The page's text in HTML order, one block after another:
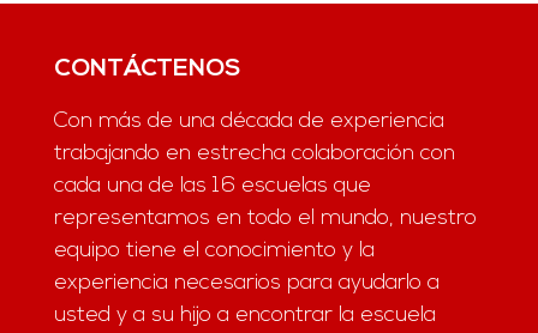
CONTÁCTENOS
Con más de una década de experiencia
trabajando en estrecha colaboración con
cada una de las 16 escuelas que
representamos en todo el mundo, nuestro
equipo tiene el conocimiento y la
experiencia necesarios para ayudarlo a
usted y a su hijo a encontrar la escuela